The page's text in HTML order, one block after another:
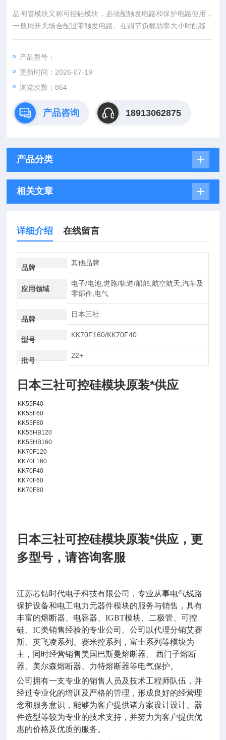
晶闸管模块又称可控硅模块，必须配触发电路和保护电路使用，
一般用开关场合配过零触发电路。在调节负载功率大小时配移相
触发电路来控制可控硅导通角大小改变负载大小，整流管模块一
产品型号：
更新时间：2026-07-19
浏览次数：864
产品咨询 18913062875
产品分类
相关文章
详细介绍 在线留言
品牌
其他品牌
应用领域
电子/电池,道路/轨道/船舶,航空航天,汽车及
零部件,电气
品牌
日本三社
型号
KK70F160/KK70F40
批号
22+
日本三社可控硅模块原装*供应
KK55F40
KK55F60
KK55F80
KK55HB120
KK55HB160
KK70F120
KK70F160
KK70F40
KK70F60
KK70F80
日本三社可控硅模块原装*供应，更
多型号，请咨询客服
江苏芯钻时代电子科技有限公司，专业从事电气线路
保护设备和电工电力元器件模块的服务与销售，具有
丰富的熔断器、电容器、IGBT模块、二极管、可控
硅、IC类销售经验的专业公司。公司以代理分销艾赛
斯、英飞凌系列、赛米控系列，富士系列等模块为
主，同时经营销售美国巴斯曼熔断器、 西门子熔断
器、美尔森熔断器、力特熔断器等电气保护。
公司拥有一支专业的销售人员及技术工程师队伍，并
经过专业化的培训及严格的管理，形成良好的经营理
念和服务意识，能够为客户提供诸方案设计设计、器
件选型等较为专业的技术支持，并努力为客户提供优
惠的价格及优质的服务。